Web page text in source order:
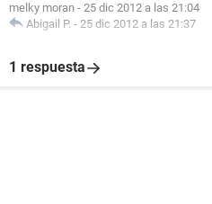
melky moran - 25 dic 2012 a las 21:04
Abigail P. - 25 dic 2012 a las 21:37
1 respuesta